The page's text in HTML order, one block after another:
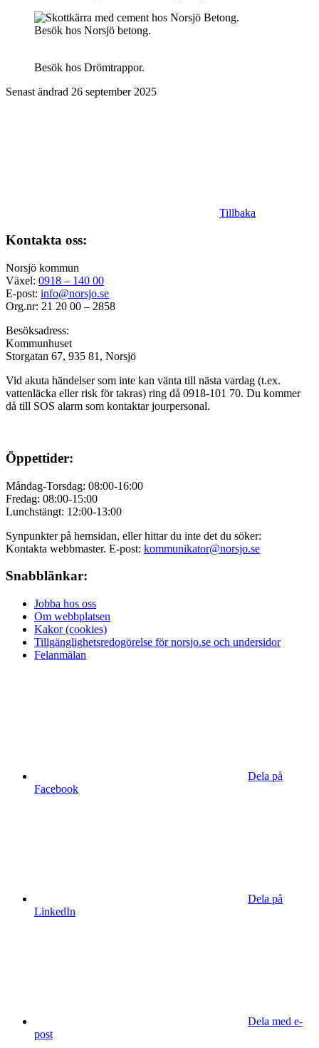
Besök hos Norsjö betong.
Besök hos Drömtrappor.
Senast ändrad 26 september 2025
Tillbaka
Kontakta oss:
Norsjö kommun
Växel: 0918 – 140 00
E-post: info@norsjo.se
Org.nr: 21 20 00 – 2858
Besöksadress:
Kommunhuset
Storgatan 67, 935 81, Norsjö
Vid akuta händelser som inte kan vänta till nästa vardag (t.ex.
vattenläcka ellerrisk för takras) ring då 0918-101 70. Du kommer
då till SOS alarm som kontaktar jourpersonal.
Öppettider:
Måndag-Torsdag: 08:00-16:00
Fredag: 08:00-15:00
Lunchstängt: 12:00-13:00
Synpunkter på hemsidan, eller hittar du inte det du söker:
Kontakta webbmaster. E-post: kommunikator@norsjo.se
Snabblänkar:
Jobba hos oss
Om webbplatsen
Kakor (cookies)
Tillgänglighetsredogörelse för norsjo.se och undersidor
Felanmälan
Dela på
Facebook
Dela på
LinkedIn
Dela med e-
post